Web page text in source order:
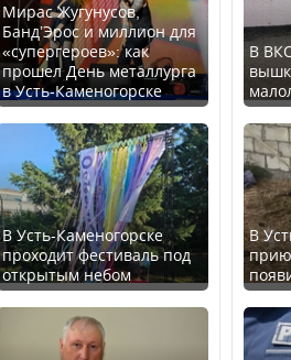
Казахстан возглавил
рейтинг благополучия
среди стран Центральной
Азии
Будут ли представлены
интересы регионов в
Курултае?
В
Мирас Жугунусов,
Банд’Эрос и миллион для
«супергероев»: как
прошел День металлурга
в Усть-Каменогорске
В Усть-Каменогорске
проходит фестиваль под
открытым небом
В
В